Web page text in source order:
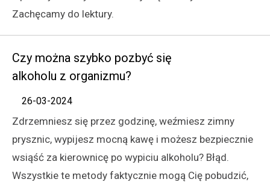
Zachęcamy do lektury.
Czy można szybko pozbyć się
alkoholu z organizmu?
26-03-2024
Zdrzemniesz się przez godzinę, weźmiesz zimny
prysznic, wypijesz mocną kawę i możesz bezpiecznie
wsiąść za kierownicę po wypiciu alkoholu? Błąd.
Wszystkie te metody faktycznie mogą Cię pobudzić,